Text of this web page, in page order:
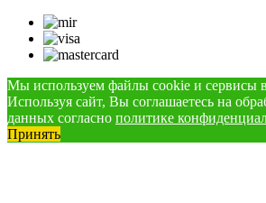
Мы используем файлы cookie и сервисы
Используя сайт, Вы соглашаетесь на
данных согласно политике
Принять